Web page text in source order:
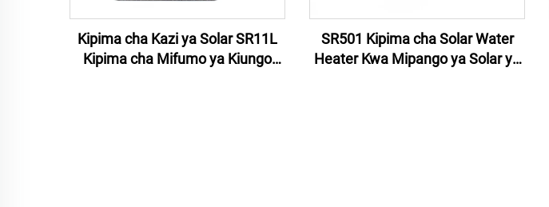
Kipima cha Kazi ya Solar SR11L
Kipima cha Mifumo ya Kiungo
SR501 Kipima cha Solar Water
Heater Kwa Mipango ya Solar ya